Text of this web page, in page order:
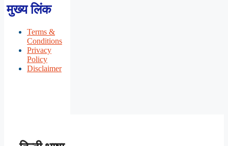
मुख्य लिंक
Terms &
Conditions
Privacy
Policy
Disclaimer